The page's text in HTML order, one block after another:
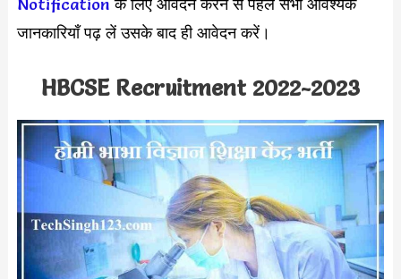
जानकारियाँ पढ़ लें उसके बाद ही आवेदन करें।
HBCSE Recruitment 2022-2023